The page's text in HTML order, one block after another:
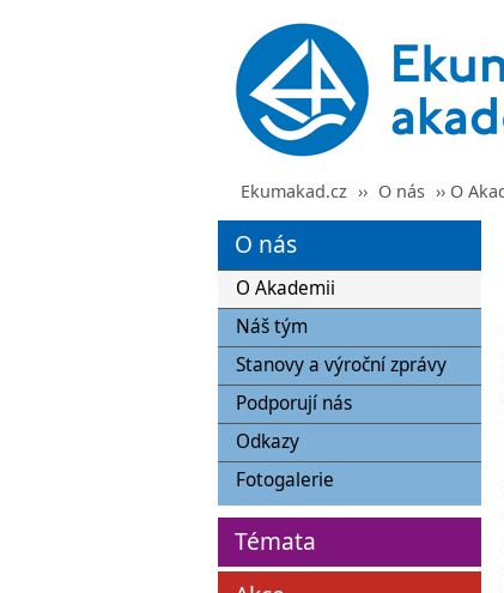
Ekumakad.cz ›› O nás ›› O
O nás
O Akademii
Náš tým
Stanovy a výroční zprávy
Podporují nás
Odkazy
Fotogalerie
Témata